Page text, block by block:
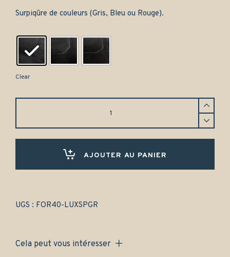
Surpiqûre de couleurs (Gris, Bleu ou Rouge).
Clear
Gamme
AJOUTER AU PANIER
UGS : FOR40-LUXSPGR
Cela peut vous intéresser